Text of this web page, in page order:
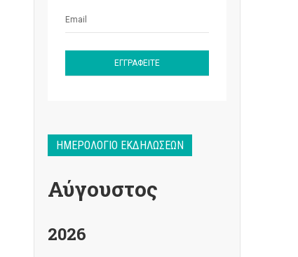
ΗΜΕΡΟΛΌΓΙΟ ΕΚΔΗΛΏΣΕΩΝ
Αύγουστος
2026